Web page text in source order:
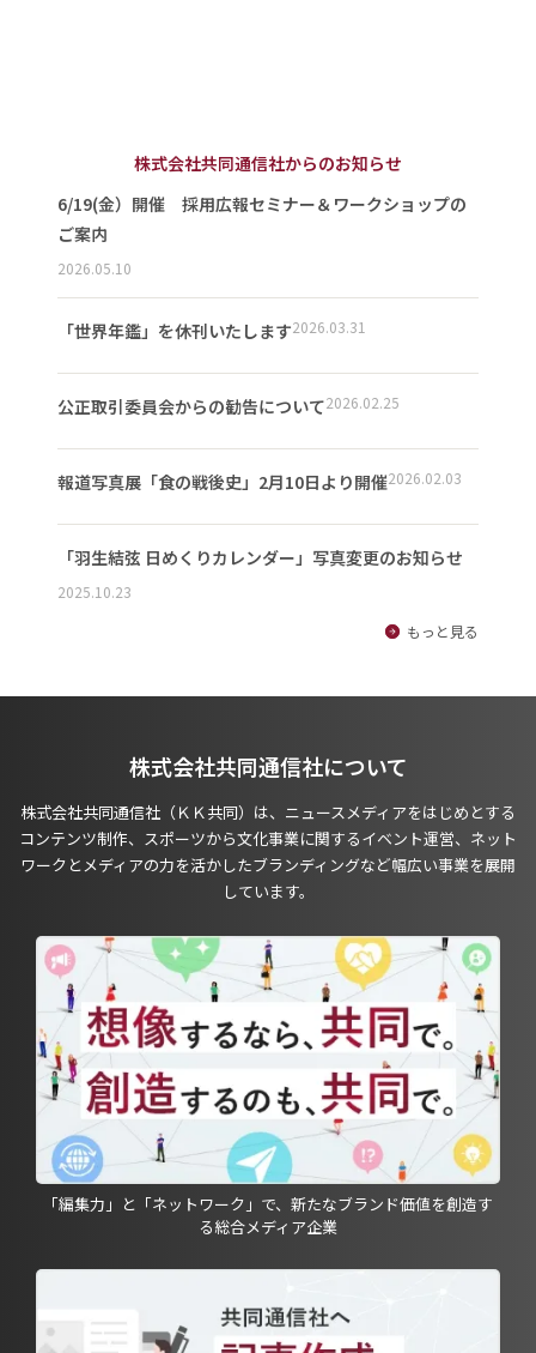
株式会社共同通信社からのお知らせ
6/19(金）開催 採用広報セミナー＆ワークショップの
ご案内
2026.05.10
「世界年鑑」を休刊いたします2026.03.31
公正取引委員会からの勧告について2026.02.25
報道写真展「食の戦後史」2月10日より開催2026.02.03
「羽生結弦 日めくりカレンダー」写真変更のお知らせ
2025.10.23
もっと見る
株式会社共同通信社について
株式会社共同通信社（ＫＫ共同）は、ニュースメディアをはじめとする
コンテンツ制作、スポーツから文化事業に関するイベント運営、ネット
ワークとメディアの力を活かしたブランディングなど幅広い事業を展開
しています。
「編集力」と「ネットワーク」で、新たなブランド価値を創造す
る総合メディア企業